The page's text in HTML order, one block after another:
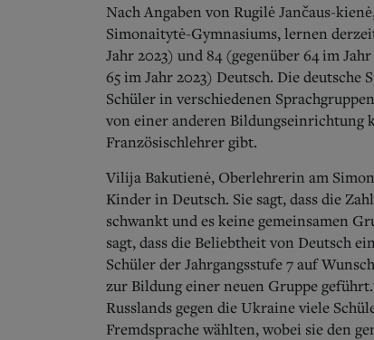
Nach Angaben von Rugilė Jančaus-
Simonaitytė-Gymnasiums, lernen
Jahr 2023) und 84 (gegenüber 64 im
65 im Jahr 2023) Deutsch. Die deutsche
Schüler in verschiedenen
von einer anderen Bildungseinrichtung
Französischlehrer gibt.
Vilija Bakutienė, Oberlehrerin am
Kinder in Deutsch. Sie sagt, dass die
schwankt und es keine gemeinsamen
sagt, dass die Beliebtheit von Deutsch
Schüler der Jahrgangsstufe 7 auf
zur Bildung einer neuen Gruppe
Russlands gegen die Ukraine viele
Fremdsprache wählten, wobei sie den